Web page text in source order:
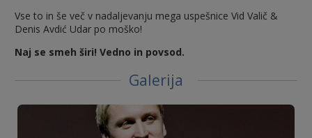
Vse to in še več v nadaljevanju mega uspešnice Vid Valič &
Denis Avdić Udar po moško!
Naj se smeh širi! Vedno in povsod.
Galerija